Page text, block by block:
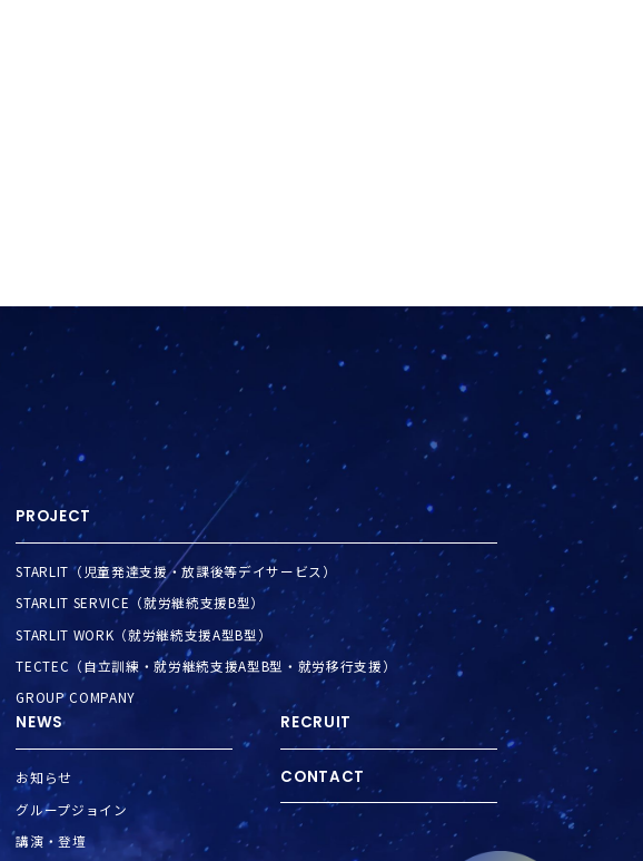
PROJECT
STARLIT（児童発達支援・放課後等デイサービス）
STARLIT SERVICE（就労継続支援B型）
STARLIT WORK（就労継続支援A型B型）
TECTEC（自立訓練・就労継続支援A型B型・就労移行支援）
GROUP COMPANY
NEWS
お知らせ
グループジョイン
講演・登壇
RECRUIT
CONTACT